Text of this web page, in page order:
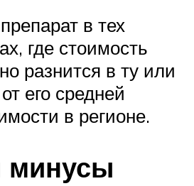
в тех
где стоимость
разнится в ту или
его средней
в регионе.